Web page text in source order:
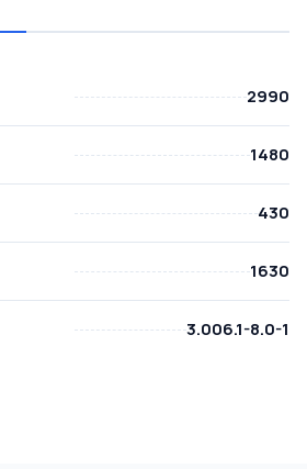
2990
1480
430
1630
3.006.1-8.0-1